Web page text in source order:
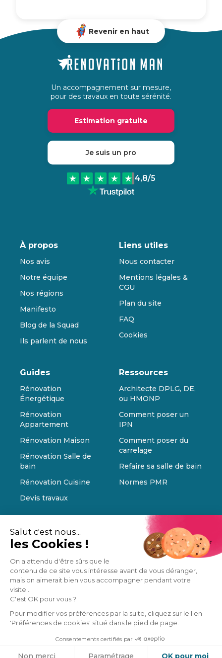
Salut c'est nous...
les Cookies !
On a attendu d'être sûrs que le
contenu de ce site vous intéresse avant de vous déranger,
mais on aimerait bien vous accompagner pendant votre
visite...
C'est OK pour vous ?
Pour modifier vos préférences par la suite, cliquez sur le lien
'Préférences de cookies' situé dans le pied de page.
Consentements certifiés par
Non merci Paramétrage OK pour moi
Revenir en haut
Un accompagnement sur mesure,
pour des travaux en toute sérénité.
Estimation gratuite
Je suis un pro
4,8/5
À propos
Nos avis
Notre équipe
Nos régions
Manifesto
Blog de la Squad
Ils parlent de nous
Liens utiles
Nous contacter
Mentions légales &
CGU
Plan du site
FAQ
Cookies
Guides
Rénovation
Énergétique
Rénovation
Appartement
Rénovation Maison
Rénovation Salle de
bain
Rénovation Cuisine
Devis travaux
Ressources
Architecte DPLG, DE,
ou HMONP
Comment poser un
IPN
Comment poser du
carrelage
Refaire sa salle de bain
Normes PMR